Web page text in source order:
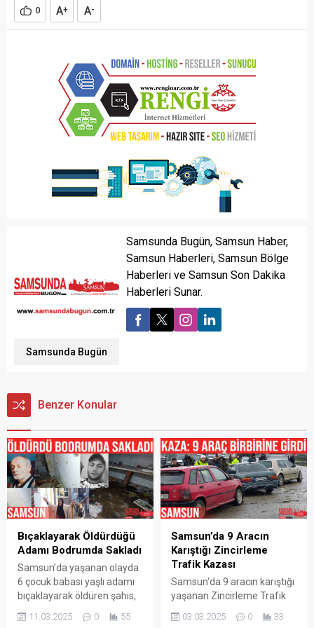
0 A+ A-
Samsunda Bugün
Samsunda Bugün, Samsun Haber,
Samsun Haberleri, Samsun Bölge
Haberleri ve Samsun Son Dakika
Haberleri Sunar.
Benzer Konular
Bıçaklayarak Öldürdüğü
Adamı Bodrumda Sakladı
Samsun’da yaşanan olayda
6 çocuk babası yaşlı adamı
bıçaklayarak öldüren şahıs,
cesedi 4 gün boyunca
babasının evinin
11.03.2025 0 55
Samsun’da 9 Aracın
Karıştığı Zincirleme
Trafik Kazası
Samsun‘da 9 aracın karıştığı
yaşanan Zincirleme Trafik
Kazası sonrasında
yaralanan olmadığı ve
03.03.2025 0 33